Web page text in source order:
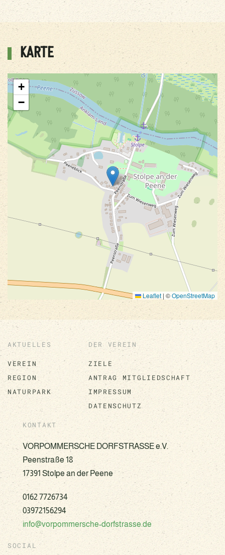
KARTE
+
−
Leaflet | ©OpenStreetMap
KONTAKT
VORPOMMERSCHE DORFSTRASSE e.V.
Peenstraße 18
17391 Stolpe an der Peene
0162 7726734
03972156294
info@vorpommersche-dorfstrasse.de
SOCIAL
AKTUELLES
VEREIN
REGION
NATURPARK
DER VEREIN
ZIELE
ANTRAG MITGLIEDSCHAFT
IMPRESSUM
DATENSCHUTZ